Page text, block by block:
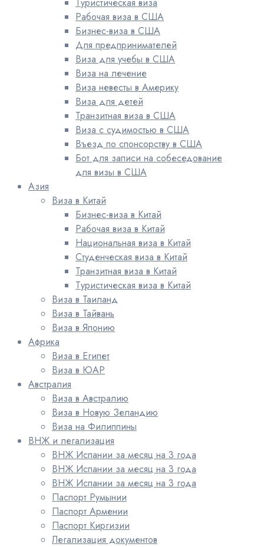
Рабочая виза в США
Бизнес-виза в США
Для предпринимателей
Виза для учебы в США
Виза на лечение
Виза невесты в Америку
Виза для детей
Транзитная виза в США
Виза с судимостью в США
Въезд по спонсорству в США
Бот для записи на собеседование
для визы в США
Азия
Виза в Китай
Бизнес-виза в Китай
Рабочая виза в Китай
Национальная виза в Китай
Студенческая виза в Китай
Транзитная виза в Китай
Туристическая виза в Китай
Виза в Таиланд
Виза в Тайвань
Виза в Японию
Африка
Виза в Египет
Виза в ЮАР
Австралия
Виза в Австралию
Виза в Новую Зеландию
Виза на Филиппины
ВНЖ и легализация
ВНЖ Испании за месяц на 3 года
ВНЖ Испании за месяц на 3 года
ВНЖ Испании за месяц на 3 года
Паспорт Румынии
Паспорт Армении
Паспорт Киргизии
Легализация документов